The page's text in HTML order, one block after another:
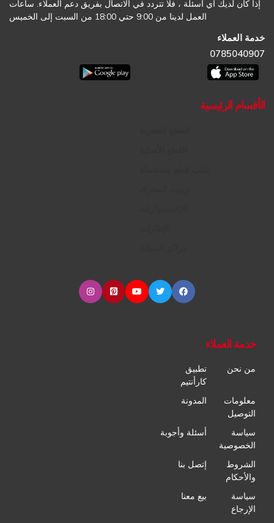
إذا كان لديك أي أسئلة ، فلا تتردد في الاتصال بفريق دعم العملاء. ساعات
العمل لدينا من 9:00 حتي 18:00 من السبت إلى الخميس
خدمة العملاء
0785040907
الأقسام الرئيسية
خدمة العملاء
من نحن
تطبيق
كارأنتيم
معلومات
التوصيل
المدونة
سياسة
الخصوصية
أسئلة وأجوبة
الشروط
والأحكام
إتصل بنا
سياسة
الإرجاع
بيع معنا